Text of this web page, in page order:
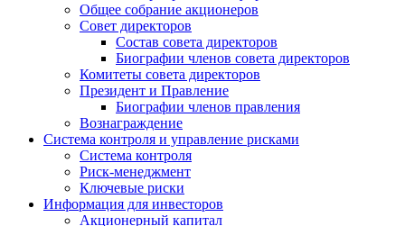
Общее собрание акционеров
Совет директоров
Состав совета директоров
Биографии членов совета директоров
Комитеты совета директоров
Президент и Правление
Биографии членов правления
Вознаграждение
Система контроля и управление рисками
Система контроля
Риск-менеджмент
Ключевые риски
Информация для инвесторов
Акционерный капитал